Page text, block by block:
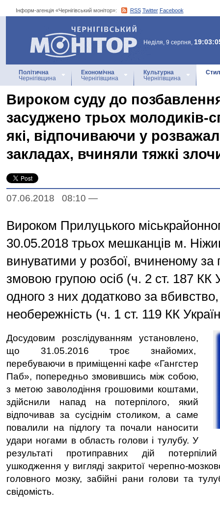
Інформ-агенція «Чернігівський монітор»: RSS Twitter Facebook
Інформ-агенція
«Чернігівський монітор»
Неділя, 9 серпня,
Політична
Чернігівщина
Економічна
Чернігівщина
Культурна
Чернігівщина
Вироком суду до
засуджено трьох молодиків-
які, відпочиваючи у
закладах, вчиняли тяжкі
07.06.2018 08:10 —
Вироком Прилуцького
30.05.2018 трьох мешканців м.
винуватими у розбої, вчиненому
змовою групою осіб (ч. 2 ст. 187 КК
одного з них додатково за
необережність (ч. 1 ст. 119 КК
Досудовим розслідуванням установлено,
що 31.05.2016 троє знайомих,
перебуваючи в приміщенні кафе «Гангстер
Паб», попередньо змовившись між собою,
з метою заволодіння грошовими коштами,
здійснили напад на потерпілого, який
відпочивав за сусіднім столиком, а саме
повалили на підлогу та почали наносити
удари ногами в область голови і тулубу. У
результаті протиправних дій
ушкодження у вигляді закритої черепно-
головного мозку, забійні рани голови та
свідомість.